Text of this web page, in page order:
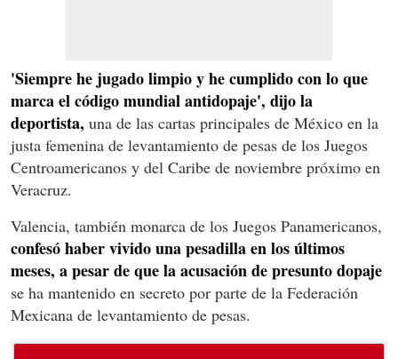
'Siempre he jugado limpio y he cumplido con lo que
marca el código mundial antidopaje', dijo la
deportista, una de las cartas principales de México en la
justa femenina de levantamiento de pesas de los Juegos
Centroamericanos y del Caribe de noviembre próximo en
Veracruz.
Valencia, también monarca de los Juegos Panamericanos,
confesó haber vivido una pesadilla en los últimos
meses, a pesar de que la acusación de presunto dopaje
se ha mantenido en secreto por parte de la Federación
Mexicana de levantamiento de pesas.